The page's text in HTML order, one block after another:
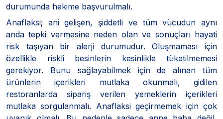
durumunda hekime başvurulmalı.
Anaflaksi; ani gelişen, şiddetli ve tüm vücudun aynı
anda tepki vermesine neden olan ve sonuçları hayati
risk taşıyan bir alerji durumudur. Oluşmaması için
özellikle riskli besinlerin kesinlikle tüketilmemesi
gerekiyor. Bunu sağlayabilmek için de alınan tüm
ürünlerin içerikleri mutlaka okunmalı, gidilen
restoranlarda sipariş verilen yemeklerin içerikleri
mutlaka sorgulanmalı. Anaflaksi geçirmemek için çok